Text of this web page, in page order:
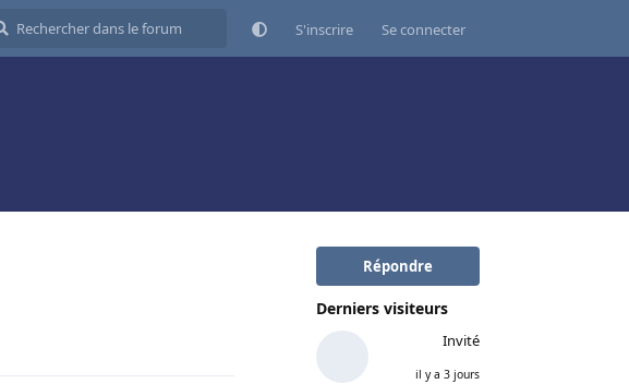
S'inscrire Se connecter
Répondre
Derniers visiteurs
Invité
il y a 3 jours